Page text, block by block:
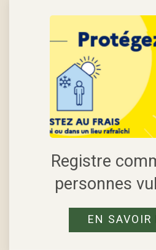
Registre
personnes
EN SAVOIR